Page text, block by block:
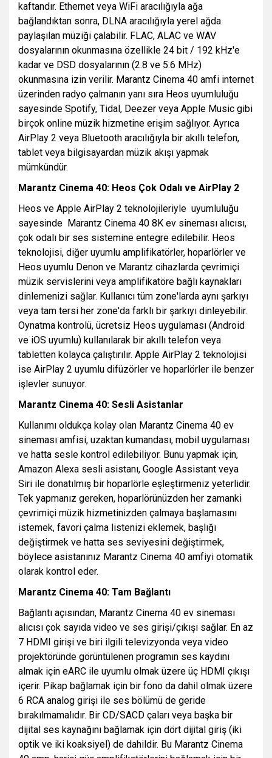
kaftandır. Ethernet veya WiFi aracılığıyla ağa
bağlandıktan sonra, DLNA aracılığıyla yerel ağda
paylaşılan müziği çalabilir. FLAC, ALAC ve WAV
dosyalarının okunmasına özellikle 24 bit / 192 kHz'e
kadar ve DSD dosyalarının (2.8 ve 5.6 MHz)
okunmasına izin verilir. Marantz Cinema 40 amfi internet
üzerinden radyo çalmanın yanı sıra Heos uyumluluğu
sayesinde Spotify, Tidal, Deezer veya Apple Music gibi
birçok online müzik hizmetine erişim sağlıyor. Ayrıca
AirPlay 2 veya Bluetooth aracılığıyla bir akıllı telefon,
tablet veya bilgisayardan müzik akışı yapmak
mümkündür.
Marantz Cinema 40: Heos Çok Odalı ve AirPlay 2
Heos ve Apple AirPlay 2 teknolojileriyle uyumluluğu
sayesinde Marantz Cinema 40 8K ev sineması alıcısı,
çok odalı bir ses sistemine entegre edilebilir. Heos
teknolojisi, diğer uyumlu amplifikatörler, hoparlörler ve
Heos uyumlu Denon ve Marantz cihazlarda çevrimiçi
müzik servislerini veya amplifikatöre bağlı kaynakları
dinlemenizi sağlar. Kullanıcı tüm zone'larda aynı şarkıyı
veya tam tersi her zone'da farklı bir şarkıyı dinleyebilir.
Oynatma kontrolü, ücretsiz Heos uygulaması (Android
ve iOS uyumlu) kullanılarak bir akıllı telefon veya
tabletten kolayca çalıştırılır. Apple AirPlay 2 teknolojisi
ise AirPlay 2 uyumlu difüzörler ve hoparlörler ile benzer
işlevler sunuyor.
Marantz Cinema 40: Sesli Asistanlar
Kullanımı oldukça kolay olan Marantz Cinema 40 ev
sineması amfisi, uzaktan kumandası, mobil uygulaması
ve hatta sesle kontrol edilebiliyor. Bunu yapmak için,
Amazon Alexa sesli asistanı, Google Assistant veya
Siri ile donatılmış bir hoparlörle eşleştirmeniz yeterlidir.
Tek yapmanız gereken, hoparlörünüzden her zamanki
çevrimiçi müzik hizmetinizden çalmaya başlamasını
istemek, favori çalma listenizi eklemek, başlığı
değiştirmek ve hatta ses seviyesini değiştirmek,
böylece asistanınız Marantz Cinema 40 amfiyi otomatik
olarak kontrol eder.
Marantz Cinema 40: Tam Bağlantı
Bağlantı açısından, Marantz Cinema 40 ev sineması
alıcısı çok sayıda video ve ses girişi/çıkışı sağlar. En az
7 HDMI girişi ve biri ilgili televizyonda veya video
projektöründe görüntülenen programın ses kaydını
almak için eARC ile uyumlu olmak üzere üç HDMI çıkışı
içerir. Pikap bağlamak için bir fono da dahil olmak üzere
6 RCA analog girişi ile ses bölümü de geride
bırakılmamalıdır. Bir CD/SACD çaları veya başka bir
dijital ses kaynağını bağlamak için dört dijital giriş (iki
optik ve iki koaksiyel) de dahildir. Bu Marantz Cinema